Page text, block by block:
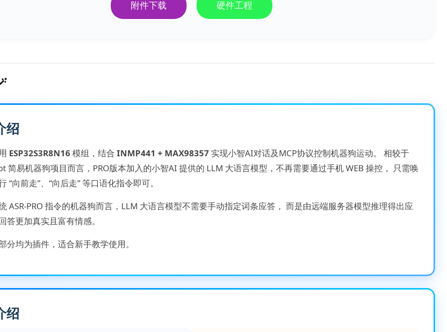
附件下载 硬件工程
绍
ESP32S3R8N16 模组，结合 INMP441 + MAX98357 实现小智AI对话及MCP协议控制机器狗运动。 相较于
简易机器狗项目而言，PRO版本加入的小智AI 提供的 LLM 大语言模型，不再需要通过手机 WEB 操控， 只需唤
“向前走”、“向后走” 等口语化指令即可。
ASR-PRO 指令的机器狗而言，LLM 大语言模型不需要手动指定词条应答， 而是由远端服务器模型推理得出应
答更加真实且富有情感。
分均为插件，适合新手教学使用。
绍